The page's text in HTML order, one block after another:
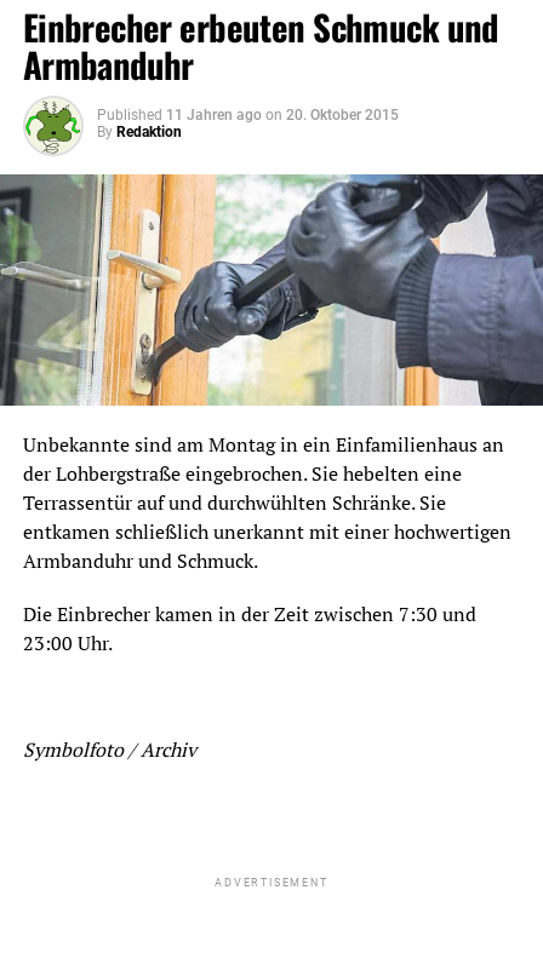
Einbrecher erbeuten Schmuck und
Armbanduhr
Published 11 Jahren ago on 20. Oktober 2015
By Redaktion
Unbekannte sind am Montag in ein Einfamilienhaus an
der Lohbergstraße eingebrochen. Sie hebelten eine
Terrassentür auf und durchwühlten Schränke. Sie
entkamen schließlich unerkannt mit einer hochwertigen
Armbanduhr und Schmuck.
Die Einbrecher kamen in der Zeit zwischen 7:30 und
23:00 Uhr.
Symbolfoto / Archiv
ADVERTISEMENT